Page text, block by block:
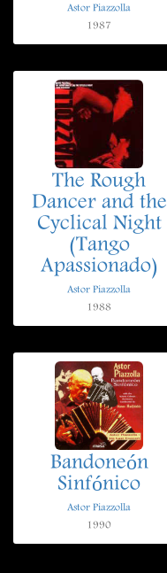
Astor Piazzolla
1987
The Rough
Dancer and the
Cyclical Night
(Tango
Apassionado)
Astor Piazzolla
1988
Bandoneón
Sinfónico
Astor Piazzolla
1990